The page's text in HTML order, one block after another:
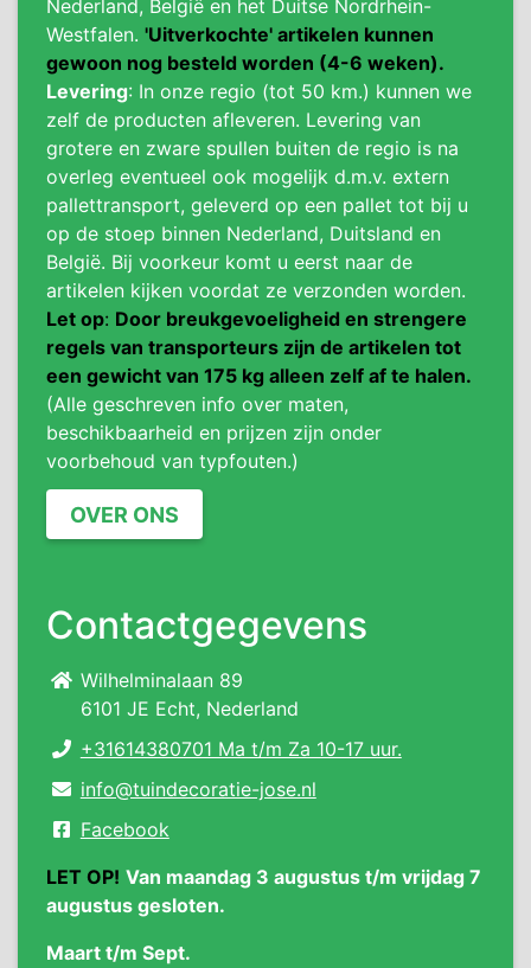
Nederland, België en het Duitse Nordrhein-
Westfalen. 'Uitverkochte' artikelen kunnen
gewoon nog besteld worden (4-6 weken).
Levering: In onze regio (tot 50 km.) kunnen we
zelf de producten afleveren. Levering van
grotere en zware spullen buiten de regio is na
overleg eventueel ook mogelijk d.m.v. extern
pallettransport, geleverd op een pallet tot bij u
op de stoep binnen Nederland, Duitsland en
België. Bij voorkeur komt u eerst naar de
artikelen kijken voordat ze verzonden worden.
Let op: Door breukgevoeligheid en strengere
regels van transporteurs zijn de artikelen tot
een gewicht van 175 kg alleen zelf af te halen.
(Alle geschreven info over maten,
beschikbaarheid en prijzen zijn onder
voorbehoud van typfouten.)
OVER ONS
Contactgegevens
Wilhelminalaan 89
6101 JE Echt, Nederland
+31614380701 Ma t/m Za 10-17 uur.
info@tuindecoratie-jose.nl
Facebook
LET OP! Van maandag 3 augustus t/m vrijdag 7
augustus gesloten.
Maart t/m Sept.